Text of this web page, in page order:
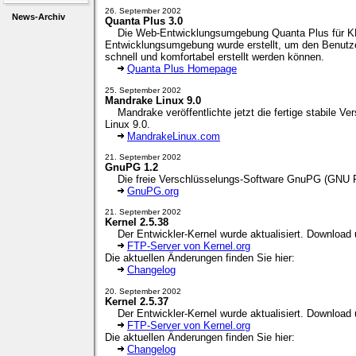
News-Archiv
26. September 2002
Quanta Plus 3.0
Die Web-Entwicklungsumgebung Quanta Plus für
Entwicklungsumgebung wurde erstellt, um den
schnell und komfortabel erstellt werden können.
Quanta Plus Homepage
25. September 2002
Mandrake Linux 9.0
Mandrake veröffentlichte jetzt die fertige stabile
Linux 9.0.
MandrakeLinux.com
21. September 2002
GnuPG 1.2
Die freie Verschlüsselungs-Software GnuPG (GNU
GnuPG.org
21. September 2002
Kernel 2.5.38
Der Entwickler-Kernel wurde aktualisiert. Download
FTP-Server von Kernel.org
Die aktuellen Änderungen finden Sie hier:
Changelog
20. September 2002
Kernel 2.5.37
Der Entwickler-Kernel wurde aktualisiert. Download
FTP-Server von Kernel.org
Die aktuellen Änderungen finden Sie hier:
Changelog